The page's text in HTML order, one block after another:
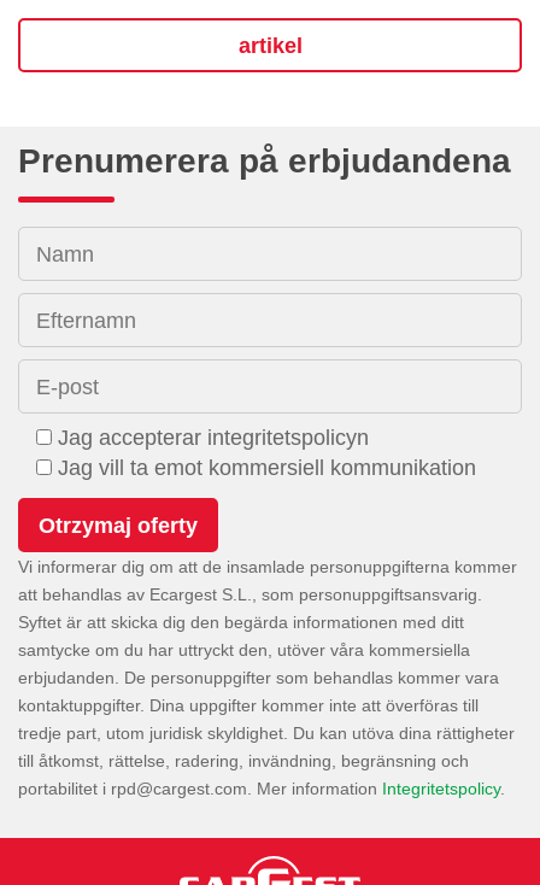
artikel
Prenumerera på erbjudandena
Namn
Efternamn
E-post
Jag accepterar integritetspolicyn
Jag vill ta emot kommersiell kommunikation
Vi informerar dig om att de insamlade personuppgifterna kommer
att behandlas av Ecargest S.L., som personuppgiftsansvarig.
Syftet är att skicka dig den begärda informationen med ditt
samtycke om du har uttryckt den, utöver våra kommersiella
erbjudanden. De personuppgifter som behandlas kommer vara
kontaktuppgifter. Dina uppgifter kommer inte att överföras till
tredje part, utom juridisk skyldighet. Du kan utöva dina rättigheter
till åtkomst, rättelse, radering, invändning, begränsning och
portabilitet i
. Mer information Integritetspolicy.